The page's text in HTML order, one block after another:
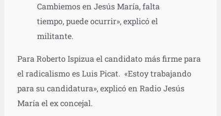
Cambiemos en Jesús María, falta
tiempo, puede ocurrir», explicó el
militante.
Para Roberto Ispizua el candidato más firme para
el radicalismo es Luis Picat. «Estoy trabajando
para su candidatura», explicó en Radio Jesús
María el ex concejal.